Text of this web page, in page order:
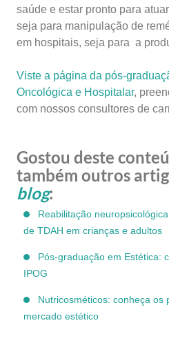
saúde e estar pronto para
seja para manipulação de
em hospitais, seja para a
Viste a página da pós-
Oncológica e Hospitalar,
com nossos consultores de
Gostou deste
também outros
blog:
Reabilitação
de TDAH em crianças e adultos
Pós-graduação em Estética:
IPOG
Nutricosméticos: conheça os
mercado estético